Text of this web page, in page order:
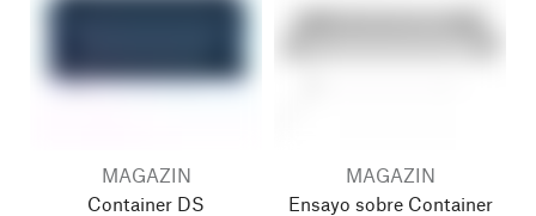
MAGAZIN
Container DS
MAGAZIN
Ensayo sobre Container